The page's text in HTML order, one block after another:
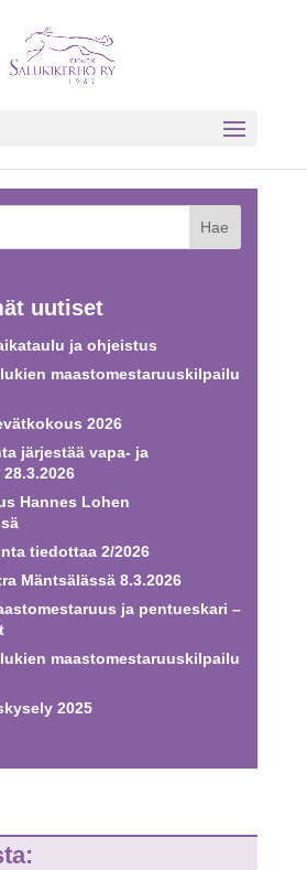
uutiset
ja ohjeistus
maastomestaruuskilpailu
2026
järjestää vapa- ja
Hannes Lohen
tiedottaa 2/2026
Mäntsälässä 8.3.2026
ja pentueskari –
maastomestaruuskilpailu
2025